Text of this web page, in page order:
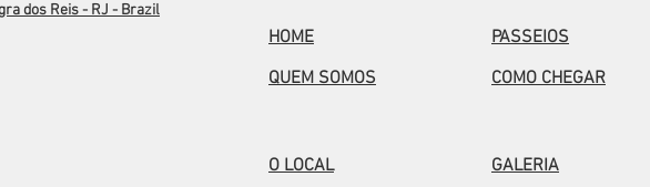
dos Reis - RJ - Brazil
HOME
QUEM SOMOS
O LOCAL
PASSEIOS
COMO CHEGAR
GALERIA